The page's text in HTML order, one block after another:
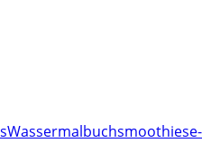
Wassermalbuchsmoothies